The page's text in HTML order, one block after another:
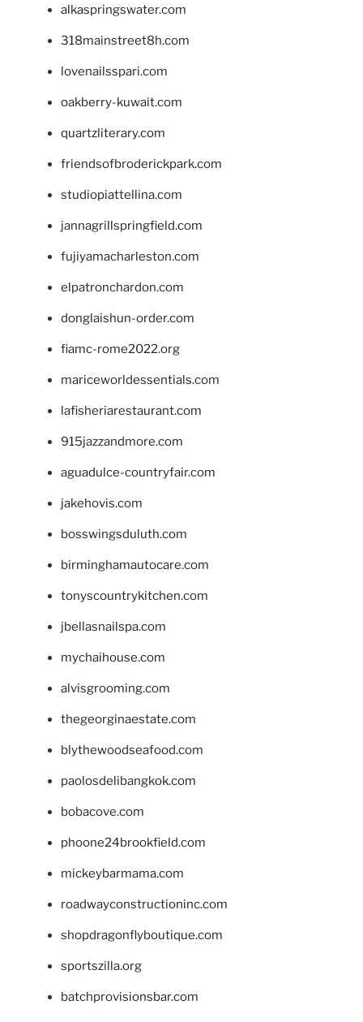
alkaspringswater.com
318mainstreet8h.com
lovenailsspari.com
oakberry-kuwait.com
quartzliterary.com
friendsofbroderickpark.com
studiopiattellina.com
jannagrillspringfield.com
fujiyamacharleston.com
elpatronchardon.com
donglaishun-order.com
fiamc-rome2022.org
mariceworldessentials.com
lafisheriarestaurant.com
915jazzandmore.com
aguadulce-countryfair.com
jakehovis.com
bosswingsduluth.com
birminghamautocare.com
tonyscountrykitchen.com
jbellasnailspa.com
mychaihouse.com
alvisgrooming.com
thegeorginaestate.com
blythewoodseafood.com
paolosdelibangkok.com
bobacove.com
phoone24brookfield.com
mickeybarmama.com
roadwayconstructioninc.com
shopdragonflyboutique.com
sportszilla.org
batchprovisionsbar.com